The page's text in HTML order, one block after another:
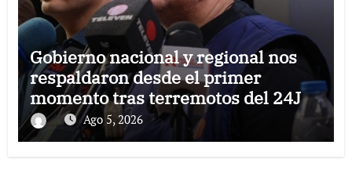
Gobierno nacional y regional nos
respaldaron desde el primer
momento tras terremotos del 24J
Ago 5, 2026